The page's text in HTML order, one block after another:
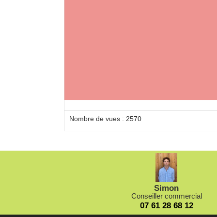
Nombre de vues : 2570
Simon
Conseiller commercial
07 61 28 68 12